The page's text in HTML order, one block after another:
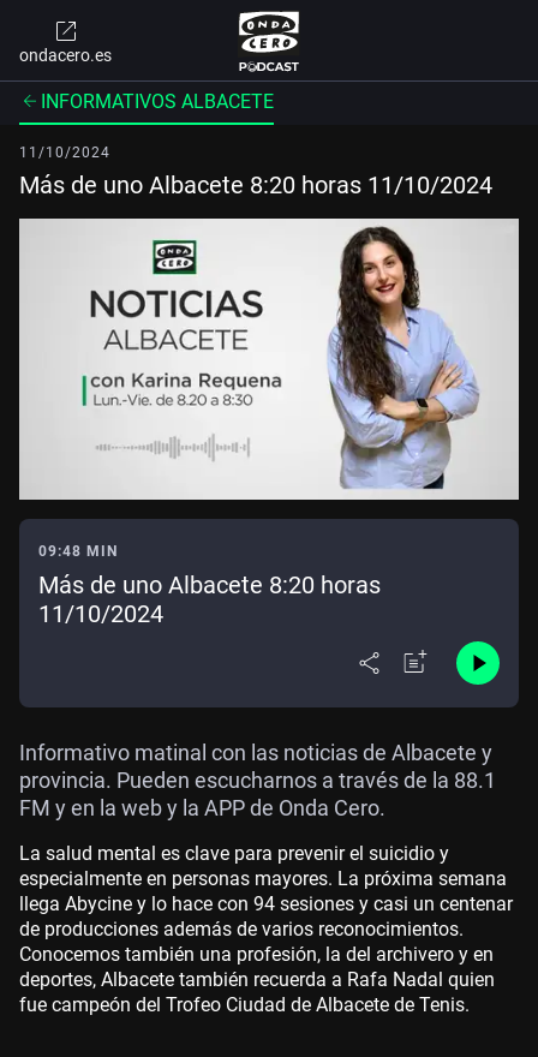
ondacero.es
INFORMATIVOS ALBACETE
11/10/2024
Más de uno Albacete 8:20 horas 11/10/2024
09:48 MIN
Más de uno Albacete 8:20 horas
11/10/2024
Informativo matinal con las noticias de Albacete y
provincia. Pueden escucharnos a través de la 88.1
FM y en la web y la APP de Onda Cero.
La salud mental es clave para prevenir el suicidio y
especialmente en personas mayores. La próxima semana
llega Abycine y lo hace con 94 sesiones y casi un centenar
de producciones además de varios reconocimientos.
Conocemos también una profesión, la del archivero y en
deportes, Albacete también recuerda a Rafa Nadal quien
fue campeón del Trofeo Ciudad de Albacete de Tenis.